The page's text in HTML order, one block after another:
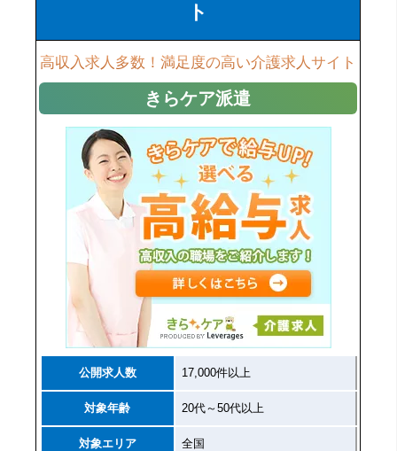
ト
高収入求人多数！満足度の高い介護求人サイト
きらケア派遣
公開求人数 17,000件以上
対象年齢 20代～50代以上
対象エリア 全国